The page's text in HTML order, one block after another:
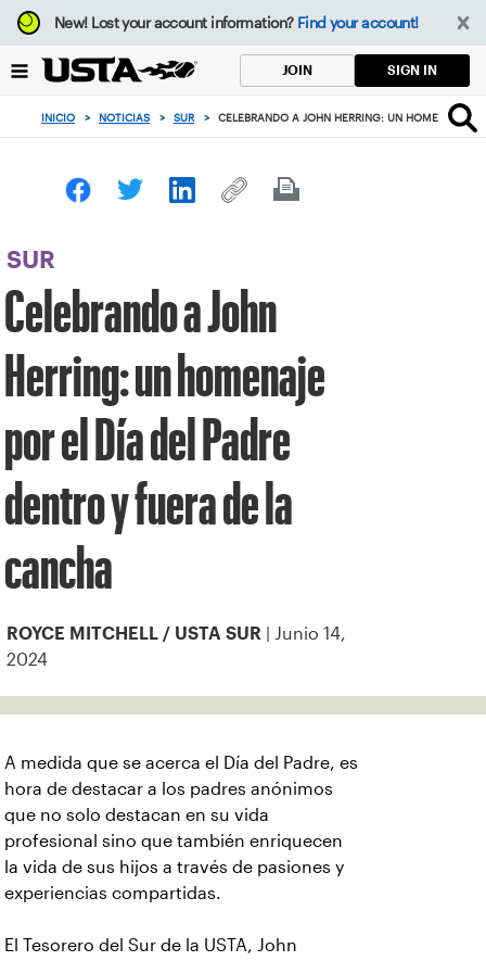
Enfoque
desde
botón
volver
principio
New!Lost your account information? Find your account!
JOIN SIGN IN
INICIO > NOTICIAS > SUR > CELEBRANDO A JOHN HERRING: UN HOMENAJE
SUR
Celebrando a John
Herring: un homenaje
por el Día del Padre
dentro y fuera de la
cancha
ROYCE MITCHELL / USTA SUR
| Junio 14,
2024
A medida que se acerca el Día del Padre, es
hora de destacar a los padres anónimos
que no solo destacan en su vida
profesional sino que también enriquecen
la vida de sus hijos a través de pasiones y
experiencias compartidas.
El Tesorero del Sur de la USTA, John